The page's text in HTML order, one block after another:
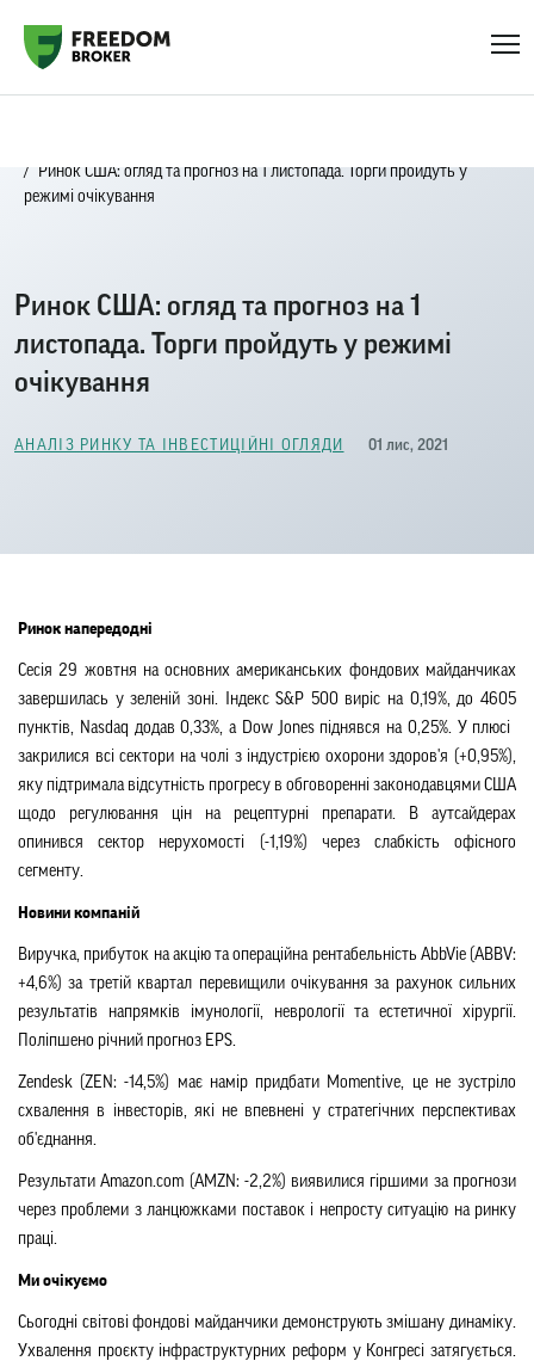
Ринок США: огляд та прогноз на 1 листопада. Торги пройдуть у
режимі очікування
Ринок США: огляд та прогноз на 1
листопада. Торги пройдуть у режимі
очікування
АНАЛІЗ РИНКУ ТА ІНВЕСТИЦІЙНІ ОГЛЯДИ 01 лис, 2021
Ринок напередодні
Сесія 29 жовтня на основних американських фондових майданчиках
завершилась у зеленій зоні. Індекс S&P 500 виріс на 0,19%, до 4605
пунктів, Nasdaq додав 0,33%, а Dow Jones піднявся на 0,25%. У плюсі ​​
закрилися всі сектори на чолі з індустрією охорони здоров'я (+0,95%),
яку підтримала відсутність прогресу в обговоренні законодавцями США
щодо регулювання цін на рецептурні препарати. В аутсайдерах
опинився сектор нерухомості (-1,19%) через слабкість офісного
сегменту.
Новини компаній
Виручка, прибуток на акцію та операційна рентабельність AbbVie (ABBV:
+4,6%) за третій квартал перевищили очікування за рахунок сильних
результатів напрямків імунології, неврології та естетичної хірургії.
Поліпшено річний прогноз EPS.
Zendesk (ZEN: -14,5%) має намір придбати Momentive, цене зустріло
схвалення в інвесторів, які не впевнені у стратегічних перспективах
об'єднання.
Результати Amazon.com (AMZN: -2,2%) виявилися гіршими за прогнози
через проблеми з ланцюжками поставок і непросту ситуацію на ринку
праці.
Ми очікуємо
Сьогодні світові фондові майданчики демонструють змішану динаміку.
Ухвалення проєкту інфраструктурних реформ у Конгресі затягується.